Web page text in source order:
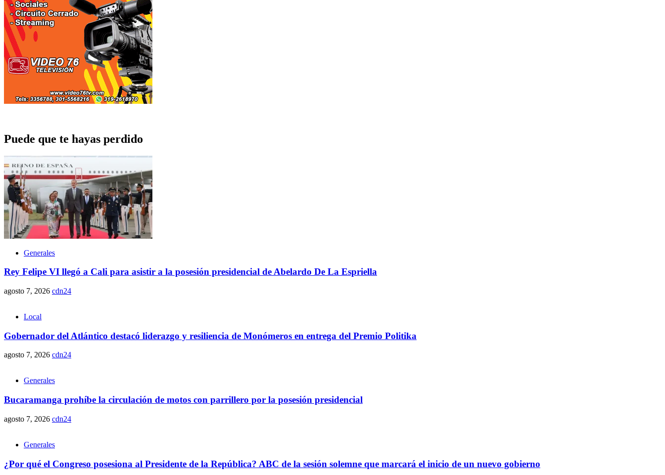
Puede que te hayas perdido
Generales
Rey Felipe VI llegó a Cali para asistir a la posesión presidencial de Abelardo De La Espriella
agosto 7, 2026 cdn24
Local
Gobernador del Atlántico destacó liderazgo y resiliencia de Monómeros en entrega del Premio Politika
agosto 7, 2026 cdn24
Generales
Bucaramanga prohíbe la circulación de motos con parrillero por la posesión presidencial
agosto 7, 2026 cdn24
Generales
¿Por qué el Congreso posesiona al Presidente de la República? ABC de la sesión solemne que marcará el inicio de un nuevo gobierno